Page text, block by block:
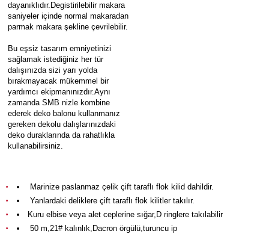
dayanıklıdır.Degistirilebilir makara
saniyeler içinde normal makaradan
parmak makara şekline çevrilebilir.
Bu eşsiz tasarım emniyetinizi
sağlamak istediğiniz her tür
dalışınızda sizi yarı yolda
bırakmayacak mükemmel bir
yardımcı ekipmanınızdır.Aynı
zamanda SMB nizle kombine
ederek deko balonu kullanmanız
gereken dekolu dalışlarınızdaki
deko duraklarında da rahatlıkla
kullanabilirsiniz.
Marinize paslanmaz çelik çift taraflı flok kilid dahildir.
Yanlardaki deliklere çift taraflı flok kilitler takılır.
Kuru elbise veya alet ceplerine sığar,D ringlere takılabilir
50 m,21# kalınlık,Dacron örgülü,turuncu ip